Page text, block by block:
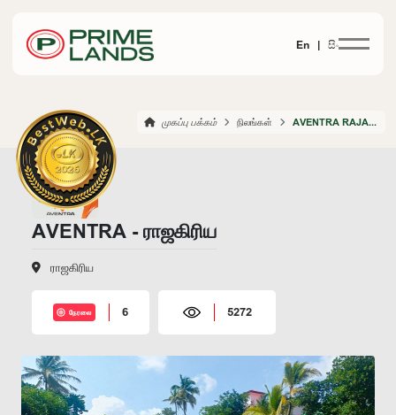
En | සිං
முகப்பு பக்கம் நிலங்கள் AVENTRA RAJAGIRIYA
AVENTRA - ராஜகிரிய
ராஜகிரிய
நேரலை 6 5272